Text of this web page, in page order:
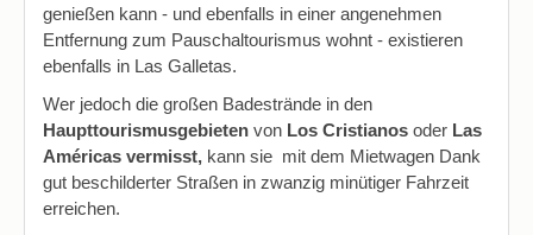
genießen kann - und ebenfalls in einer angenehmen
Entfernung zum Pauschaltourismus wohnt - existieren
ebenfalls in Las Galletas.
Wer jedoch die großen Badestrände in den
Haupttourismusgebieten von Los Cristianos oder Las
Américas vermisst, kann sie mit dem Mietwagen Dank
gut beschilderter Straßen in zwanzig minütiger Fahrzeit
erreichen.